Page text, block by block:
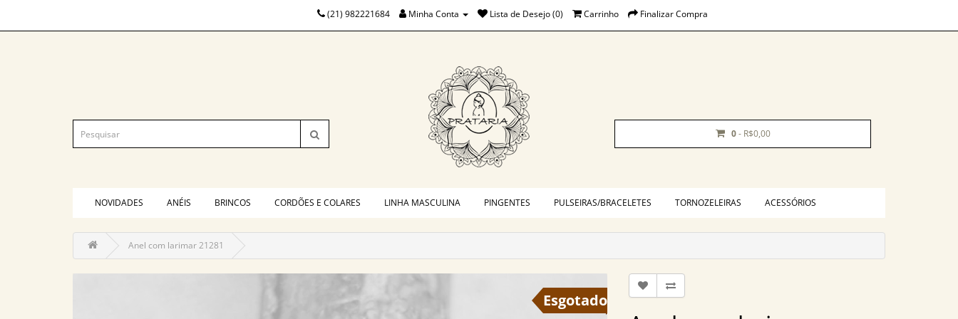
(21) 982221684 Minha Conta Lista de Desejo (0) Carrinho Finalizar Compra
0- R$0,00
NOVIDADES ANÉIS BRINCOS CORDÕES E COLARES LINHA MASCULINA PINGENTES PULSEIRAS/BRACELETES TORNOZELEIRAS ACESSÓRIOS
Anel com larimar 21281